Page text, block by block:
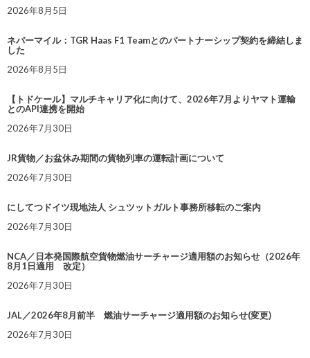
2026年8月5日
ネバーマイル：TGR Haas F1 Teamとのパートナーシップ契約を締結しま
した
2026年8月5日
【トドケール】マルチキャリア化に向けて、2026年7月よりヤマト運輸
とのAPI連携を開始
2026年7月30日
JR貨物／お盆休み期間の貨物列車の運転計画について
2026年7月30日
にしてつドイツ現地法人 シュツットガルト事務所移転のご案内
2026年7月30日
NCA／日本発国際航空貨物燃油サーチャージ適用額のお知らせ（2026年
8月1日適用 改定）
2026年7月30日
JAL／2026年8月前半 燃油サーチャージ適用額のお知らせ(変更)
2026年7月30日